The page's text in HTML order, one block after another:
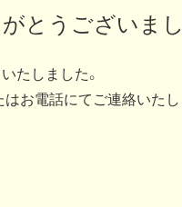
とうございま
たしました。
お電話にてご連絡いたし